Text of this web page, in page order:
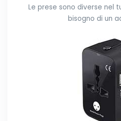
Le prese sono diverse nel
bisogno di un